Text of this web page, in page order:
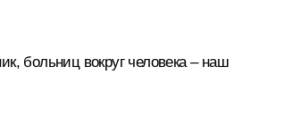
больниц вокруг человека – наш